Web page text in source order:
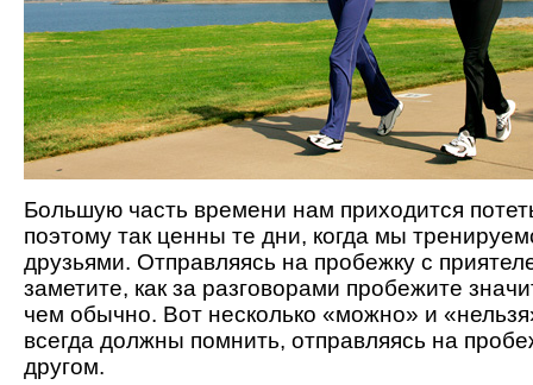
Большую часть времени нам приходится
поэтому так ценны те дни, когда мы
друзьями. Отправляясь на пробежку с
заметите, как за разговорами пробежите
чем обычно. Вот несколько «можно» и
всегда должны помнить, отправляясь на
другом.